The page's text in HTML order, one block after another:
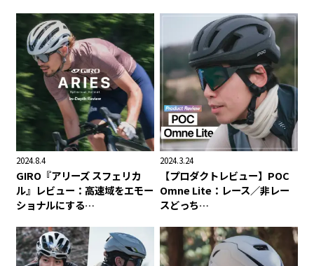
2024.8.4
GIRO『アリーズ スフェリカ
ル』レビュー：高速域をエモー
ショナルにする…
2024.3.24
【プロダクトレビュー】POC
Omne Lite：レース／非レー
スどっち…